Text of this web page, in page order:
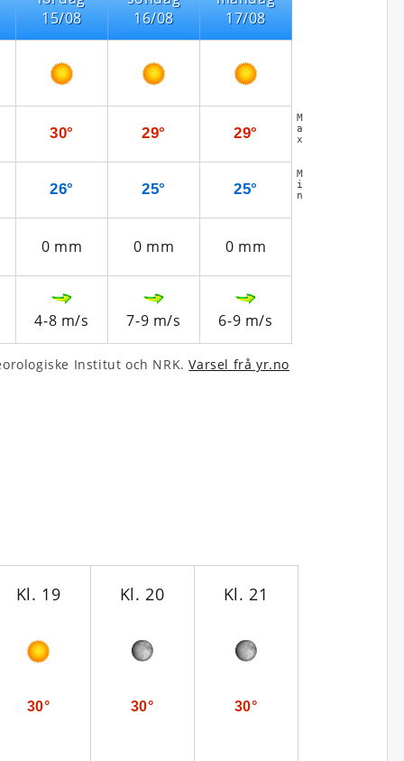
15/08
16/08
17/08
30° 29° 29°
M
a
x
26° 25° 25°
M
i
n
0 mm 0 mm 0 mm
4-8 m/s 7-9 m/s 6-9 m/s
Institut och NRK.Varsel frå yr.no
Kl. 19
30°
Kl. 20
30°
Kl. 21
30°